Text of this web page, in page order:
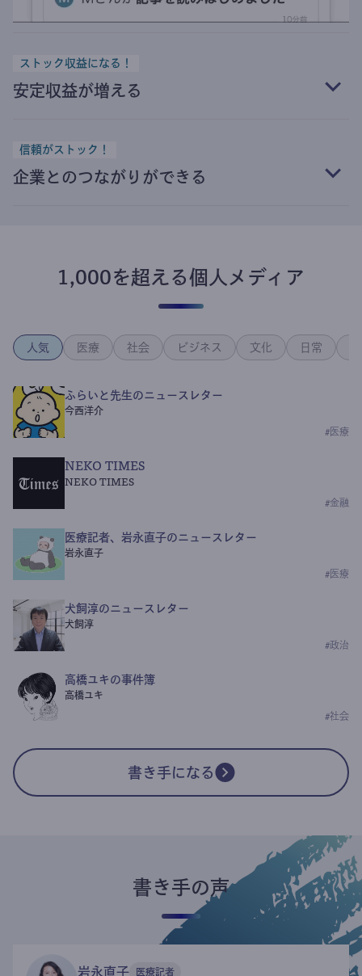
ストック収益になる！
安定収益が増える
信頼がストック！
企業とのつながりができる
1,000を超える個人メディア
人気 医療 社会 ビジネス 文化 日常
ふらいと先生のニュースレター
今西洋介
# 医療
NEKO TIMES
NEKO TIMES
#金融
医療記者、岩永直子のニュースレター
岩永直子
# 医療
犬飼淳のニュースレター
犬飼淳
#政治
高橋ユキの事件簿
高橋ユキ
#社会
書き手になる
書き手の声
岩永直子 医療記者